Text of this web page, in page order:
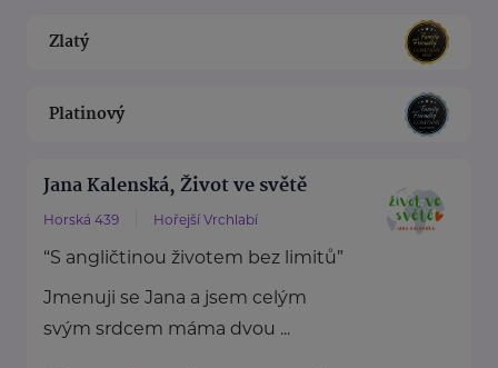
Zlatý
Platinový
Jana Kalenská, Život ve světě
Horská 439 Hořejší Vrchlabí
“S angličtinou životem bez limitů”
Jmenuji se Jana a jsem celým
svým srdcem máma dvou ...